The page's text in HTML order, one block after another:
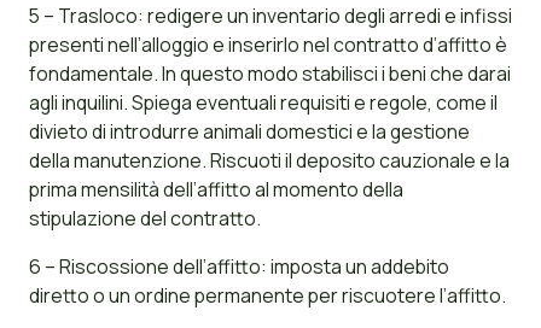
5 – Trasloco: redigere un inventario degli arredi e infissi
presenti nell’alloggio e inserirlo nel contratto d’affitto è
fondamentale. In questo modo stabilisci i beni che darai
agli inquilini. Spiega eventuali requisiti e regole, come il
divieto di introdurre animali domestici e la gestione
della manutenzione. Riscuoti il deposito cauzionale e la
prima mensilità dell’affitto al momento della
stipulazione del contratto.
6 – Riscossione dell’affitto: imposta un addebito
diretto o un ordine permanente per riscuotere l’affitto.